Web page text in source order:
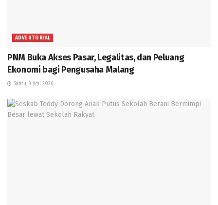
ADVERTORIAL
PNM Buka Akses Pasar, Legalitas, dan Peluang
Ekonomi bagi Pengusaha Malang
Sabtu, 8 Agu 2026